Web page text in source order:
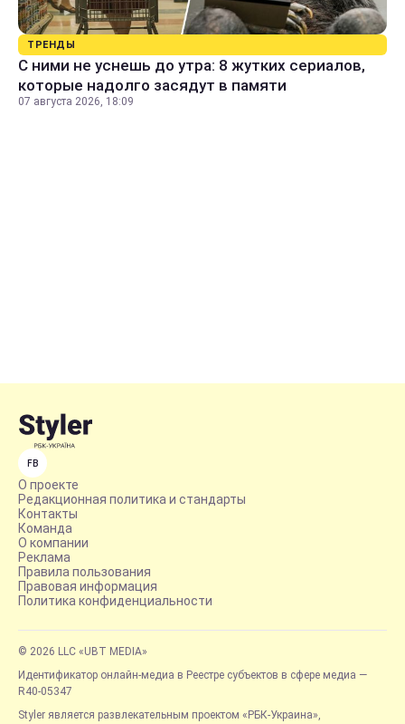
ТРЕНДЫ
С ними не уснешь до утра: 8 жутких сериалов,
которые надолго засядут в памяти
07 августа 2026, 18:09
FB
О проекте
Редакционная политика и стандарты
Контакты
Команда
О компании
Реклама
Правила пользования
Правовая информация
Политика конфиденциальности
© 2026 LLC «UBT MEDIA»
Идентификатор онлайн-медиа в Реестре субъектов в сфере медиа —
R40-05347
Styler является развлекательным проектом «РБК-Украина»,